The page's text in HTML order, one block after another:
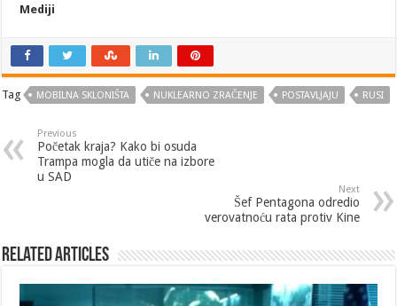
Mediji
Tag MOBILNA SKLONIŠTA NUKLEARNO ZRAČENJE POSTAVLJAJU RUSI
Previous
Početak kraja? Kako bi osuda
Trampa mogla da utiče na izbore
u SAD
Next
Šef Pentagona odredio
verovatnoću rata protiv Kine
Related Articles